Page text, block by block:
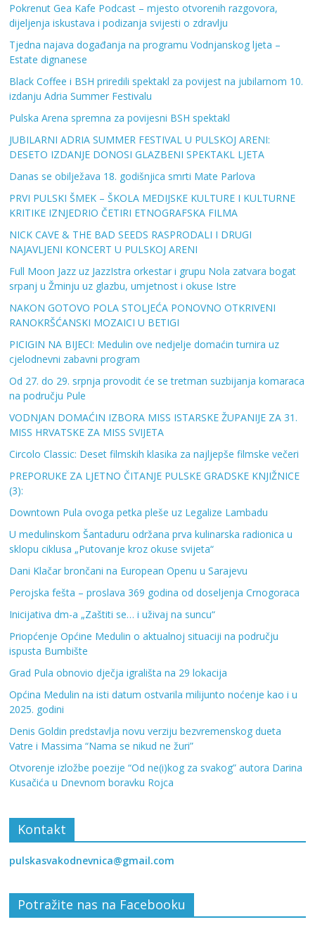
Pokrenut Gea Kafe Podcast – mjesto otvorenih razgovora,
dijeljenja iskustava i podizanja svijesti o zdravlju
Tjedna najava događanja na programu Vodnjanskog ljeta –
Estate dignanese
Black Coffee i BSH priredili spektakl za povijest na jubilarnom 10.
izdanju Adria Summer Festivalu
Pulska Arena spremna za povijesni BSH spektakl
JUBILARNI ADRIA SUMMER FESTIVAL U PULSKOJ ARENI:
DESETO IZDANJE DONOSI GLAZBENI SPEKTAKL LJETA
Danas se obilježava 18. godišnjica smrti Mate Parlova
PRVI PULSKI ŠMEK – ŠKOLA MEDIJSKE KULTURE I KULTURNE
KRITIKE IZNJEDRIO ČETIRI ETNOGRAFSKA FILMA
NICK CAVE & THE BAD SEEDS RASPRODALI I DRUGI
NAJAVLJENI KONCERT U PULSKOJ ARENI
Full Moon Jazz uz JazzIstra orkestar i grupu Nola zatvara bogat
srpanj u Žminju uz glazbu, umjetnost i okuse Istre
NAKON GOTOVO POLA STOLJEĆA PONOVNO OTKRIVENI
RANOKRŠĆANSKI MOZAICI U BETIGI
PICIGIN NA BIJECI: Medulin ove nedjelje domaćin turnira uz
cjelodnevni zabavni program
Od 27. do 29. srpnja provodit će se tretman suzbijanja komaraca
na području Pule
VODNJAN DOMAĆIN IZBORA MISS ISTARSKE ŽUPANIJE ZA 31.
MISS HRVATSKE ZA MISS SVIJETA
Circolo Classic: Deset filmskih klasika za najljepše filmske večeri
PREPORUKE ZA LJETNO ČITANJE PULSKE GRADSKE KNJIŽNICE
(3):
Downtown Pula ovoga petka pleše uz Legalize Lambadu
U medulinskom Šantaduru održana prva kulinarska radionica u
sklopu ciklusa „Putovanje kroz okuse svijeta“
Dani Klačar brončani na European Openu u Sarajevu
Perojska fešta – proslava 369 godina od doseljenja Crnogoraca
Inicijativa dm-a „Zaštiti se… i uživaj na suncu“
Priopćenje Općine Medulin o aktualnoj situaciji na području
ispusta Bumbište
Grad Pula obnovio dječja igrališta na 29 lokacija
Općina Medulin na isti datum ostvarila milijunto noćenje kao i u
2025. godini
Denis Goldin predstavlja novu verziju bezvremenskog dueta
Vatre i Massima “Nama se nikud ne žuri”
Otvorenje izložbe poezije “Od ne(i)kog za svakog” autora Darina
Kusačića u Dnevnom boravku Rojca
Kontakt
pulskasvakodnevnica@gmail.com
Potražite nas na Facebooku